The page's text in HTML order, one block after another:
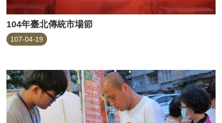
104年臺北傳統市場節
107-04-19